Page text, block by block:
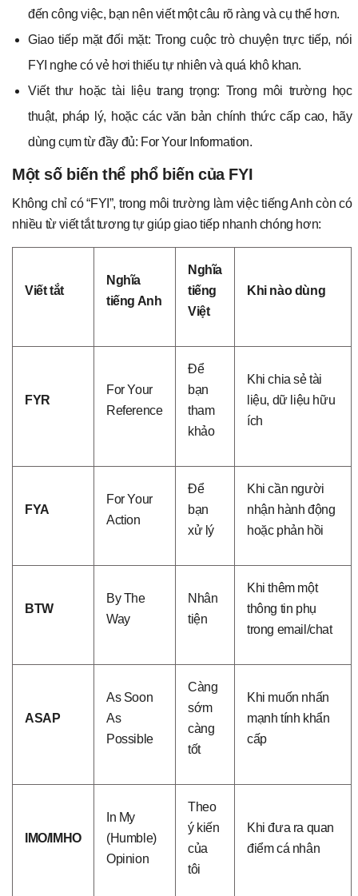
đến công việc, bạn nên viết một câu rõ ràng và cụ thể hơn.
Giao tiếp mặt đối mặt: Trong cuộc trò chuyện trực tiếp, nói
FYI nghe có vẻ hơi thiếu tự nhiên và quá khô khan.
Viết thư hoặc tài liệu trang trọng: Trong môi trường học
thuật, pháp lý, hoặc các văn bản chính thức cấp cao, hãy
dùng cụm từ đầy đủ: For Your Information.
Một số biến thể phổ biến của FYI
Không chỉ có “FYI”, trong môi trường làm việc tiếng Anh còn có
nhiều từ viết tắt tương tự giúp giao tiếp nhanh chóng hơn:
Viết tắt
Nghĩa
tiếng Anh
Nghĩa
tiếng
Việt
Khi nào dùng
FYR
For Your
Reference
Để
bạn
tham
khảo
Khi chia sẻ tài
liệu, dữ liệu hữu
ích
FYA
For Your
Action
Để
bạn
xử lý
Khi cần người
nhận hành động
hoặc phản hồi
BTW
By The
Way
Nhân
tiện
Khi thêm một
thông tin phụ
trong email/chat
ASAP
As Soon
As
Possible
Càng
sớm
càng
tốt
Khi muốn nhấn
mạnh tính khẩn
cấp
IMO/IMHO
In My
(Humble)
Opinion
Theo
ý kiến
của
tôi
Khi đưa ra quan
điểm cá nhân